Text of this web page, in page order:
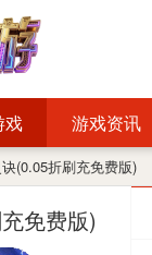
戏 游戏资讯
(0.05折刷充免费版)
免费版)